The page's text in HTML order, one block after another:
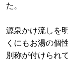
た。
源泉かけ流しを
くにもお湯の個
別称が付けられ